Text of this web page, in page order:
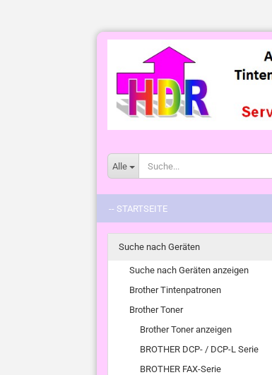
Alle
-- STARTSEITE
Suche nach Geräten
Suche nach Geräten anzeigen
Brother Tintenpatronen
Brother Toner
Brother Toner anzeigen
BROTHER DCP- / DCP-L Serie
BROTHER FAX-Serie